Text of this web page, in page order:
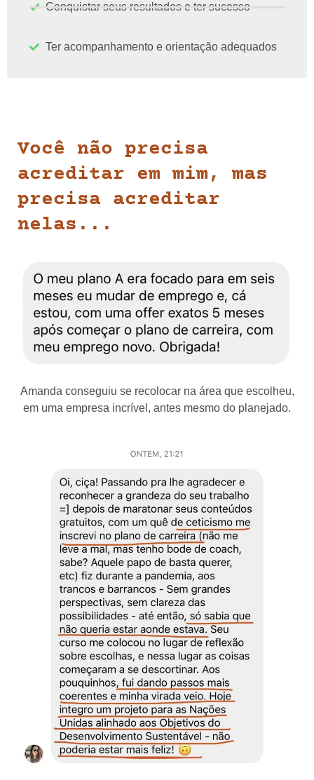
Conquistar seus resultados e ter sucesso
Ter acompanhamento e orientação adequados
Você não precisa
acreditar em mim, mas
precisa acreditar
nelas...
Amanda conseguiu se recolocar na área que escolheu,
em uma empresa incrível, antes mesmo do planejado.